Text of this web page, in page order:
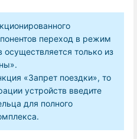
переход в режим
осуществляется только из
«Запрет поездки», то
устройств введите
для полного